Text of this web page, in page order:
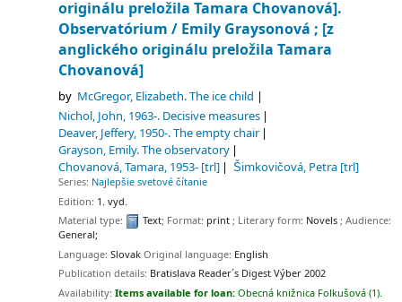
originálu preložila Tamara Chovanová].
Observatórium / Emily Graysonová ; [z
anglického originálu preložila Tamara
Chovanová]
by McGregor, Elizabeth. The ice child
Nichol, John, 1963-. Decisive measures
Deaver, Jeffery, 1950-. The empty chair
Grayson, Emily. The observatory
Chovanová, Tamara, 1953-[trl] Šimkovičová, Petra [trl]
Series: Najlepšie svetové čítanie
Edition: 1. vyd.
Material type:
Text; Format: print; Literary form: Novels; Audience:
General;
Language: SlovakOriginal language: English
Publication details: Bratislava Reader´s Digest Výber2002
Availability: Items available for loan:Obecná knižnica Folkušová(1).